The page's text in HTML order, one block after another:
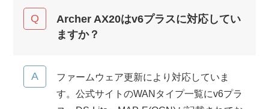
Archer AX20はv6プラスに対応してい
ますか？
ファームウェア更新により対応していま
す。公式サイトのWANタイプ一覧にv6プラ